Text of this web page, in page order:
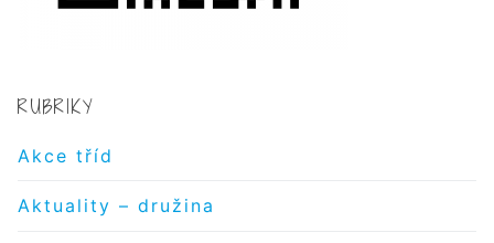
RUBRIKY
Akce tříd
Aktuality – družina